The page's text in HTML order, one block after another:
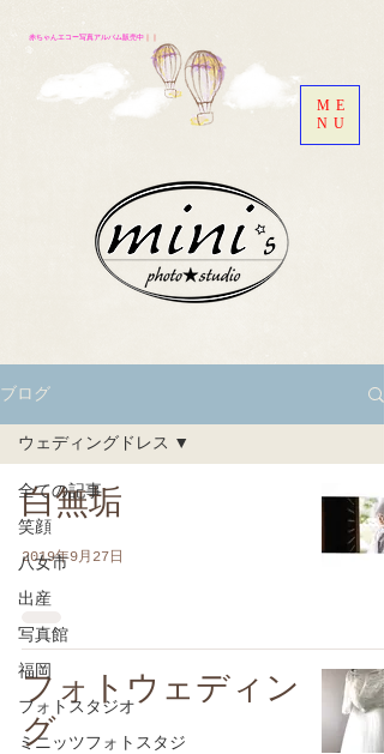
赤ちゃんエコー写真アルバム販売中
ME
NU
ブログ
全ての記事
笑顔
八女市
出産
写真館
福岡
フォトスタジオ
ミニッツフォトスタジ
ウェディングドレス
白無垢
2019年9月27日
フォトウェディン
グ